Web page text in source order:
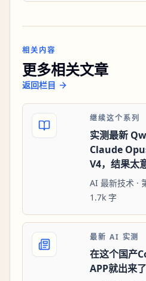
相关内容
更多相关文章
返回栏目
继续这个系列
实测最新
Claude
V4，结果太
AI 最新技术 ·
1.7k 字
最新 AI 实测
在这个国产
APP就出来了